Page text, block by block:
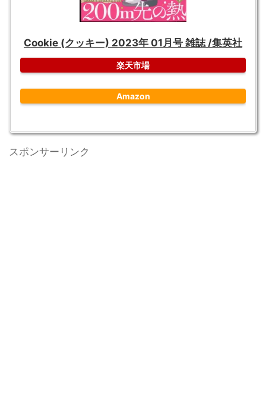
Cookie (クッキー) 2023年 01月号 雑誌 /集英社
楽天市場
Amazon
スポンサーリンク